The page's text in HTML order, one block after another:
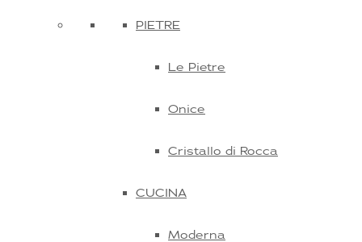
PIETRE
Le Pietre
Onice
Cristallo di Rocca
CUCINA
Moderna